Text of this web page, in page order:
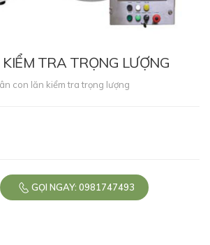
TRA TRỌNG LƯỢNG
con lăn kiểm tra trọng lượng
GỌI NGAY: 0981747493